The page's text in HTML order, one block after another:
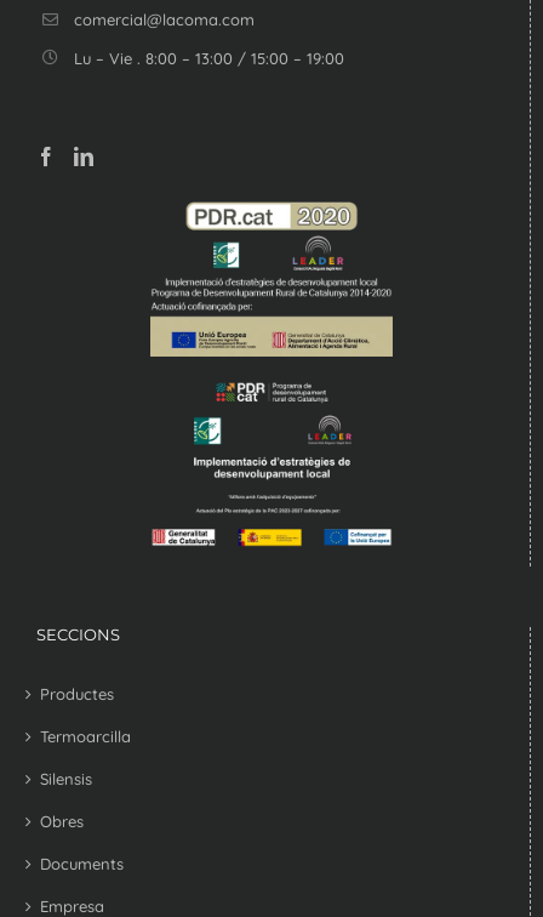
comercial@lacoma.com
Lu – Vie . 8:00 – 13:00 / 15:00 – 19:00
SECCIONS
Productes
Termoarcilla
Silensis
Obres
Documents
Empresa